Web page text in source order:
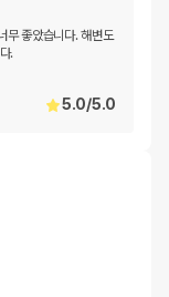
무 좋았습니다. 해변도
.
5.0/5.0